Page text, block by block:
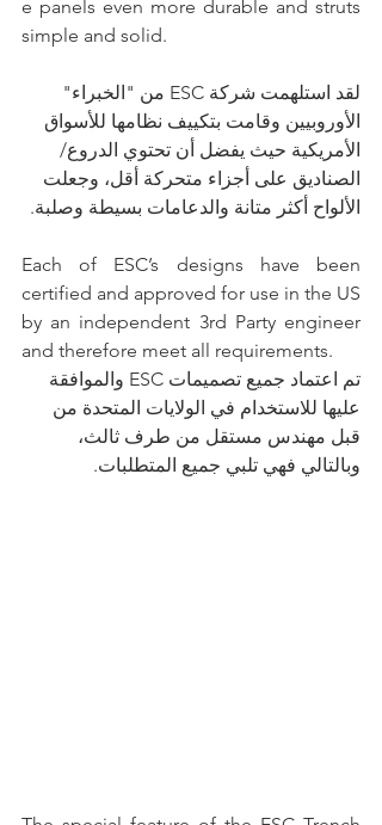
e panels even more durable and struts
simple and solid.
لقد استلهمت شركة ESC من "الخبراء"
الأوروبيين وقامت بتكييف نظامها للأسواق
الأمريكية حيث يفضل أن تحتوي الدروع/
الصناديق على أجزاء متحركة أقل، وجعلت
الألواح أكثر متانة والدعامات بسيطة وصلبة.
Each of ESC’s designs have been
certified and approved for use in the US
by an independent 3rd Party engineer
and therefore meet all requirements.
تم اعتماد جميع تصميمات ESC والموافقة
عليها للاستخدام في الولايات المتحدة من
قبل مهندس مستقل من طرف ثالث،
وبالتالي فهي تلبي جميع المتطلبات.